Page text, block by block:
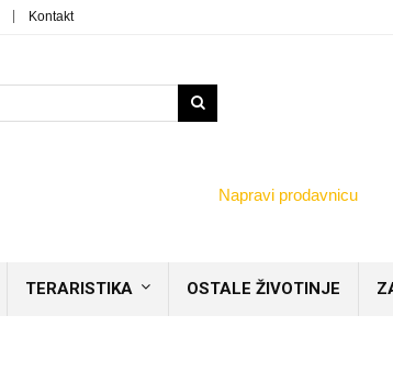
Kontakt
Napravi prodavnicu
TERARISTIKA OSTALE ŽIVOTINJE